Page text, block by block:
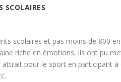
SCOLAIRES
scolaires et pas moins de 800
riche en émotions, ils ont pu
pour le sport en participant